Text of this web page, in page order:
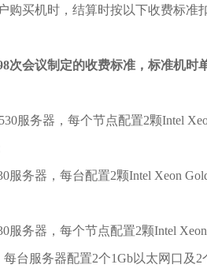
购买机时，结算时按以下收费标准
次会议制定的收费标准，标准机时
服务器，每个节点配置2颗Intel
服务器，每台配置2颗Intel Xeon
服务器，每个节点配置2颗Intel
每台服务器配置2个1Gb以太网口及2